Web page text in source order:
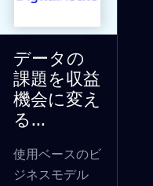
データの
課題を収益
機会に変え
る...
使用ベースのビ
ジネスモデル